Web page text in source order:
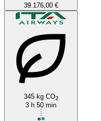
39.176,00 €
345 kg CO2
3 h 50 min